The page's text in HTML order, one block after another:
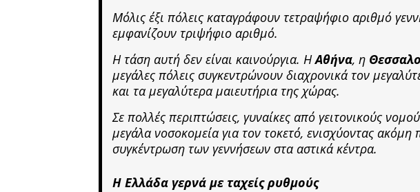
Μόλις έξι πόλεις καταγράφουν τετραψήφιο αριθμό
εμφανίζουν τριψήφιο αριθμό.
Η τάση αυτή δεν είναι καινούργια. ΗΑθήνα, η
μεγάλες πόλεις συγκεντρώνουν διαχρονικά τον
και τα μεγαλύτερα μαιευτήρια της χώρας.
Σε πολλές περιπτώσεις, γυναίκες από γειτονικούς
μεγάλα νοσοκομεία για τον τοκετό, ενισχύοντας ακόμη
συγκέντρωση των γεννήσεων στα αστικά κέντρα.
Η Ελλάδα γερνά με ταχείς ρυθμούς